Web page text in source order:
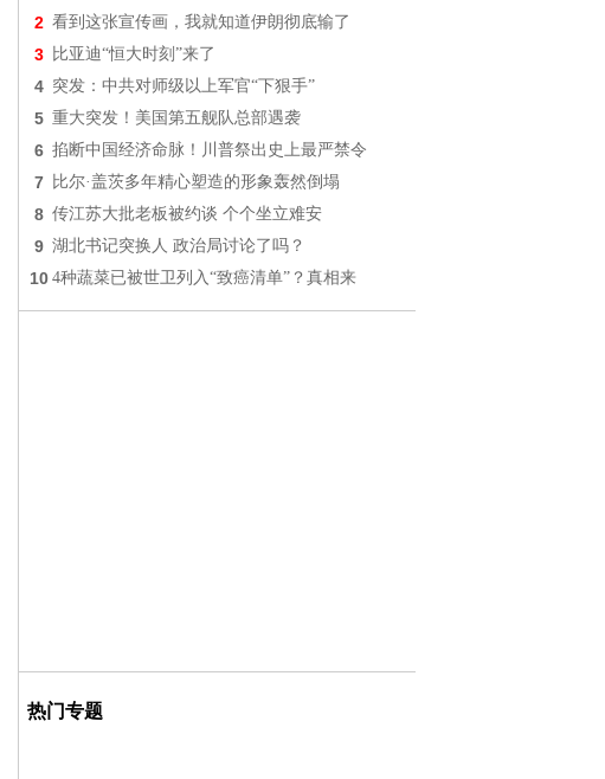
2 看到这张宣传画，我就知道伊朗彻底输了
3 比亚迪“恒大时刻”来了
4 突发：中共对师级以上军官“下狠手”
5 重大突发！美国第五舰队总部遇袭
6 掐断中国经济命脉！川普祭出史上最严禁令
7 比尔·盖茨多年精心塑造的形象轰然倒塌
8 传江苏大批老板被约谈 个个坐立难安
9 湖北书记突换人 政治局讨论了吗？
10 4种蔬菜已被世卫列入“致癌清单”？真相来
热门专题